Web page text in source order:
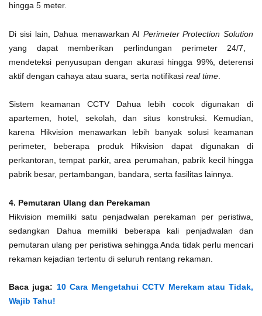
hingga 5 meter.
Di sisi lain, Dahua menawarkan AI Perimeter Protection Solution
yang dapat memberikan perlindungan perimeter 24/7,
mendeteksi penyusupan dengan akurasi hingga 99%, deterensi
aktif dengan cahaya atau suara, serta notifikasi real time
Sistem keamanan CCTV Dahua lebih cocok digunakan di
apartemen, hotel, sekolah, dan situs konstruksi. Kemudian,
karena Hikvision menawarkan lebih banyak solusi keamanan
perimeter, beberapa produk Hikvision dapat digunakan di
perkantoran, tempat parkir, area perumahan, pabrik kecil hingga
pabrik besar, pertambangan, bandara, serta fasilitas lainnya.
4. Pemutaran Ulang dan Perekaman
Hikvision memiliki satu penjadwalan perekaman per peristiwa,
sedangkan Dahua memiliki beberapa kali penjadwalan dan
pemutaran ulang per peristiwa sehingga Anda tidak perlu mencari
rekaman kejadian tertentu di seluruh rentang rekaman.
Baca juga: 10 Cara Mengetahui CCTV Merekam atau Tidak,
Wajib Tahu!